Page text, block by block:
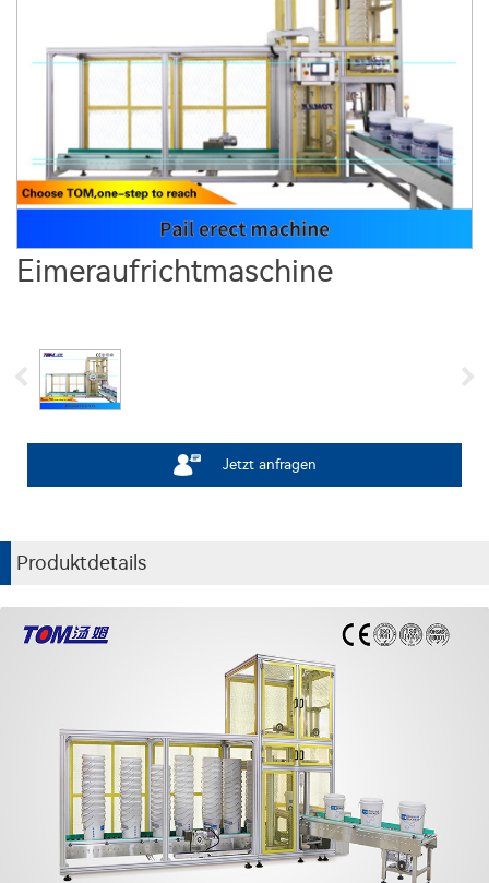
Eimeraufrichtmaschine
Jetzt anfragen
Produktdetails